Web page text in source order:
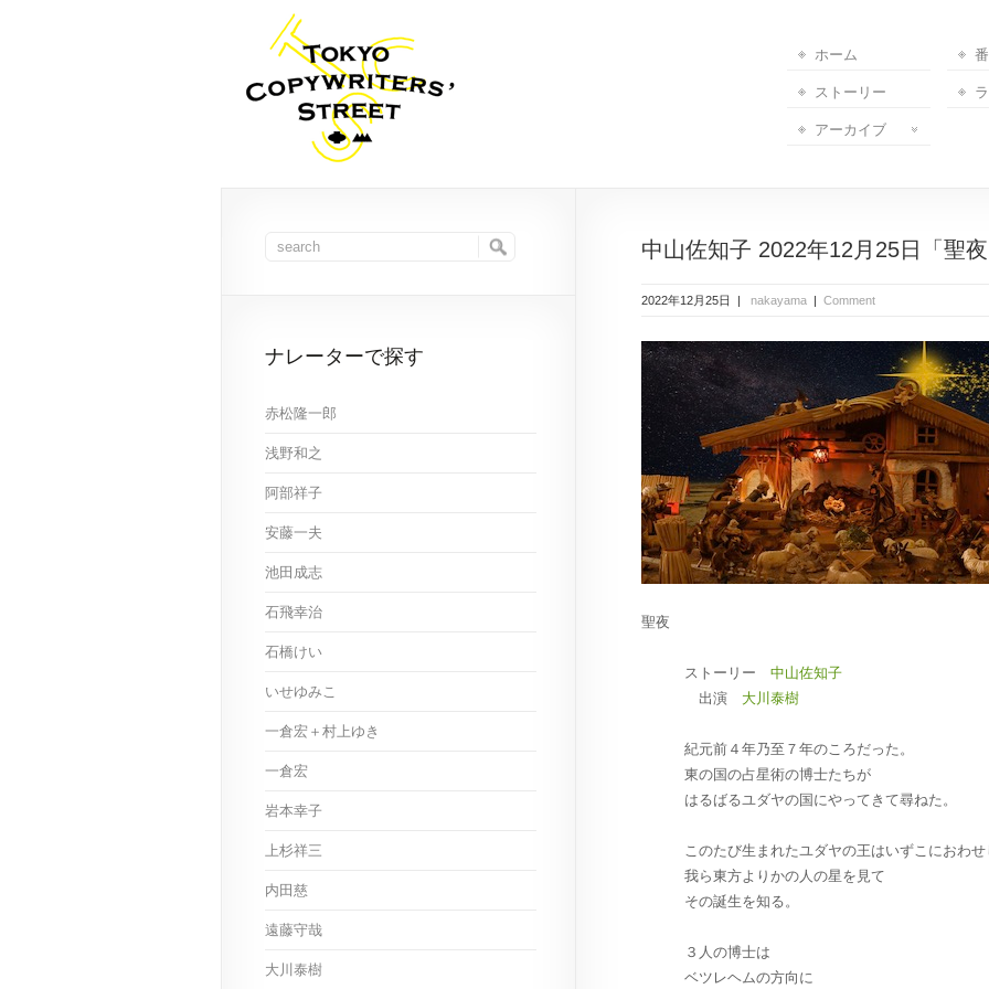
ホーム
ストーリー
アーカイブ
中山佐知子 2022年12月25日「聖
2022年12月25日 | nakayama | Comment
聖夜
ストーリー 中山佐知子
出演 大川泰樹
紀元前４年乃至７年のころだった。
東の国の占星術の博士たちが
はるばるユダヤの国にやってきて尋ねた。
このたび生まれたユダヤの王はいずこにおわせ
我ら東方よりかの人の星を見て
その誕生を知る。
３人の博士は
ベツレヘムの方向に
ナレーターで探す
赤松隆一郎
浅野和之
阿部祥子
安藤一夫
池田成志
石飛幸治
石橋けい
いせゆみこ
一倉宏＋村上ゆき
一倉宏
岩本幸子
上杉祥三
内田慈
遠藤守哉
大川泰樹